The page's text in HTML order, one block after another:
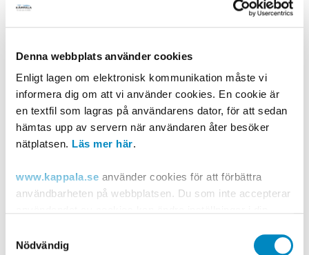
Denna webbplats använder cookies
Enligt lagen om elektronisk kommunikation måste vi
informera dig om att vi använder cookies. En cookie är
en textfil som lagras på användarens dator, för att sedan
hämtas upp av servern när användaren åter besöker
nätplatsen. Läs mer här.
www.kappala.se använder cookies för att förbättra
användbarheten på webbplatsen. Du som inte accepterar
länken" ovan.
Nödvändig
datorvana och kan hantera Officepaketet och det är
meriterande om du har erfarenhet av
medier. Körkort är ett krav.
Som person är du kommunikativ och utåtriktad med
stor social kompetens. Du kan anpassa budskap och
förmedla kunskap till olika typer av målgrupper och
åldrar på ett engagerat, pedagogiskt och
intresseväckande sätt. Du känner dig bekväm med att
tala inför grupper. Du tar ansvar, är strukturerad och
kvalitetsmedveten och inger förtroende.